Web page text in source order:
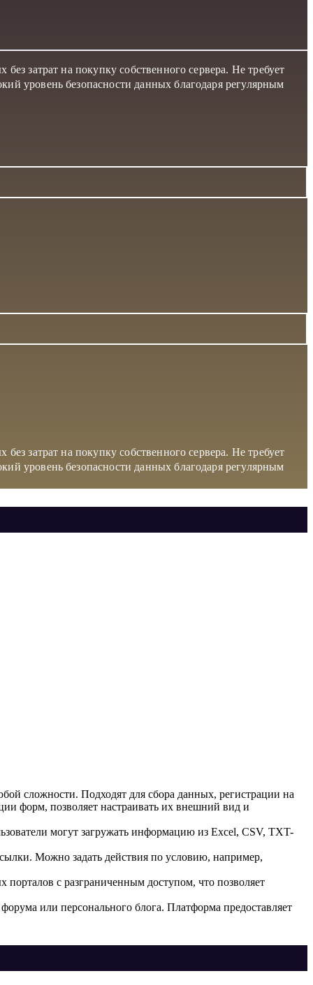
затрат на покупку собственного сервера. Не требует
уровень безопасности данных благодаря регулярным
затрат на покупку собственного сервера. Не требует
уровень безопасности данных благодаря регулярным
сложности. Подходят для сбора данных, регистрации на
форм, позволяет настраивать их внешний вид и
могут загружать информацию из Excel, CSV, TXT-
Можно задать действия по условию, например,
с разграниченным доступом, что позволяет
или персонального блога. Платформа предоставляет